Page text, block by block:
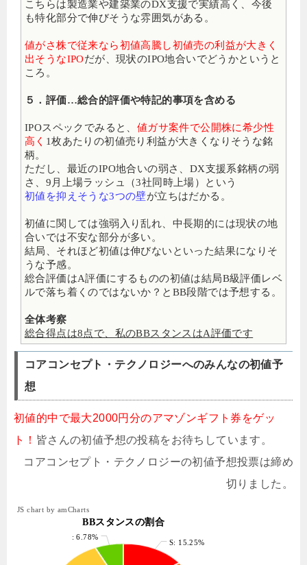
こちらは製造業や建築業のDX支援で実績高く、今後
も特化部分で伸びそうな雰囲気がある。
値がさ株で従来なら初値高騰し初値売の利益が大きく
出そうなIPOだが、現状のIPO地合いでどうかというと
ころ。
５．評価…総合的評価や特記的事項を含める
IPOスペックでみると、 値ガサ案件で公開株に希少性
高く 1枚あたりの初値売り利益が大きくなりそうな銘
柄。
ただし、最近のIPO地合いの弱さ、DX支援系銘柄の弱
さ、9月上場ラッシュ（3社同時上場）という
初値を抑えそうな3つの壁が立ちはだかる。
初値に関しては強弱入り乱れ、中長期的には現状の地
合いでは不安な部分が多い。
結局、それほど初値は伸びないといった結果になりそ
うな予感。
総合評価はA評価にするものの初値は結局B級評価レベ
ルで落ち着くのではないか？とBB段階では予想する。
全体考察
総合得点は8点で、私のBBスタンスはA評価です
コアコンセプト・テクノロジーへのみんなの初値予
想
初値的中で最大2000円分のアマゾンギフト券をゲッ
ト！ 皆さんの初値予想の投稿をお待ちしています。
コアコンセプト・テクノロジーの初値予想投票は締め
切りました。
: 6.78%
S: 15.25%
BBスタンスの割合
JS chart by amCharts